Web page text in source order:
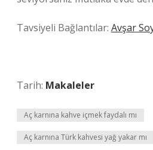
Tavsiyeli Bağlantılar: Avşar
Tarih: Makaleler
Aç karnına kahve içmek faydalı mı
Aç karnına Türk kahvesi yağ yakar mı